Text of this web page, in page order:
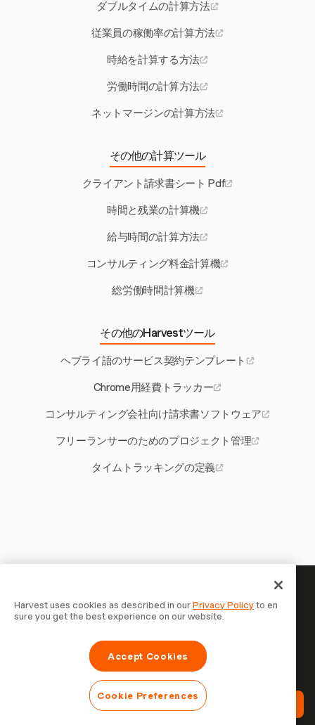
ダブルタイムの計算方法
従業員の稼働率の計算方法
時給を計算する方法
労働時間の計算方法
ネットマージンの計算方法
その他の計算ツール
クライアント請求書シート Pdf
時間と残業の計算機
給与時間の計算方法
コンサルティング料金計算機
総労働時間計算機
その他のHarvestツール
ヘブライ語のサービス契約テンプレート
Chrome用経費トラッカー
コンサルティング会社向け請求書ソフトウェア
フリーランサーのためのプロジェクト管理
タイムトラッキングの定義
あなたの時間には記録する価値
がある — 今すぐ始めましょう
Harvestで時間を記録し、クライアントに請求し、より速
く支払いを受ける70,000以上の企業に参加しましょう。無
Harvestを無料で試す
Harvest uses cookies as described in ourPrivacy Policyto en
sure you get the best experience on our website.
Accept Cookies
Cookie Preferences